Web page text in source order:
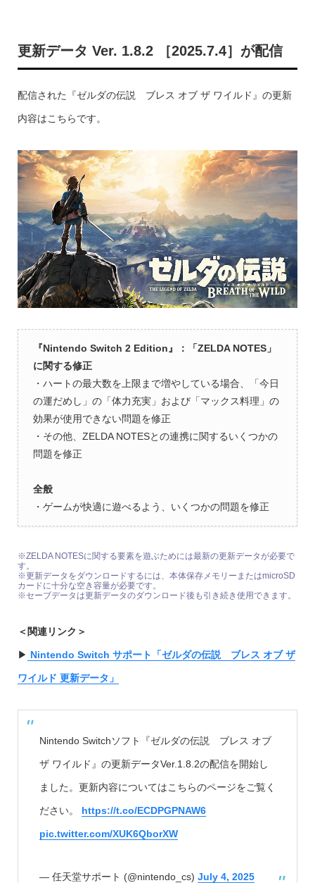
更新データ Ver. 1.8.2 ［2025.7.4］が配信
配信された『ゼルダの伝説 ブレス オブ ザ ワイルド』の更新
内容はこちらです。
『Nintendo Switch 2 Edition』：「ZELDA NOTES」
に関する修正
・ハートの最大数を上限まで増やしている場合、「今日
の運だめし」の「体力充実」および「マックス料理」の
効果が使用できない問題を修正
・その他、ZELDA NOTESとの連携に関するいくつかの
問題を修正
全般
・ゲームが快適に遊べるよう、いくつかの問題を修正
※ZELDA NOTESに関する要素を遊ぶためには最新の更新データが必要で
す。
※更新データをダウンロードするには、本体保存メモリーまたはmicroSD
カードに十分な空き容量が必要です。
※セーブデータは更新データのダウンロード後も引き続き使用できます。
＜関連リンク＞
▶︎ Nintendo Switch サポート「ゼルダの伝説 ブレス オブ ザ
ワイルド 更新データ」
Nintendo Switchソフト『ゼルダの伝説 ブレス オブ
ザ ワイルド』の更新データVer.1.8.2の配信を開始し
ました。更新内容についてはこちらのページをご覧く
ださい。 https://t.co/ECDPGPNAW6
pic.twitter.com/XUK6QborXW
— 任天堂サポート (@nintendo_cs) July 4, 2025